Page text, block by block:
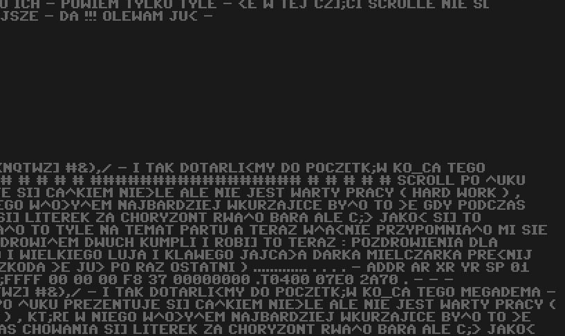
ICH - POWIEM TYLKO TYLE - <E W TEJ CZ];CI SCROLLE NIE S[
- DA !!! OLEWAM JU< -
#&),/ - I TAK DOTARLI<MY DO POCZ[TK;W KO_CA TEGO
# # # # # ################# # # # # # SCROLL PO ^UKU
SI] CA^KIEM NIE>LE ALE NIE JEST WARTY PRACY ( HARD WORK ) ,
W^O>Y^EM NAJBARDZIEJ WKURZAJ[CE BY^O TO >E GDY PODCZAS
SI] LITEREK ZA CHORYZONT RWA^O BARA ALE C;> JAKO< SI] TO
TO TYLE NA TEMAT PARTU A TERAZ W^A<NIE PRZYPOMNIA^O MI SIE
DWUCH KUMPLI I ROBI] TO TERAZ : POZDROWIENIA DLA
I WIELKIEGO LUJA I KLAWEGO JAJCA>A DARKA MIELCZARKA PRE<NIJ
>E JU> PO RAZ OSTATNI ) ............. . . . . - ADDR AR XR YR SP 01
.;FFFF 00 00 00 F8 37 00000000 .T0400 07E0 2A70 . - - -
#&),/ - I TAK DOTARLI<MY DO POCZ[TK;W KO_CA TEGO MEGADEMA -
^UKU PREZENTUJE SI] CA^KIEM NIE>LE ALE NIE JEST WARTY PRACY (
) , KT;R[ W NIEGO W^O>Y^EM NAJBARDZIEJ WKURZAJ[CE BY^O TO >E
CHOWANIA SI] LITEREK ZA CHORYZONT RWA^O BARA ALE C;> JAKO<